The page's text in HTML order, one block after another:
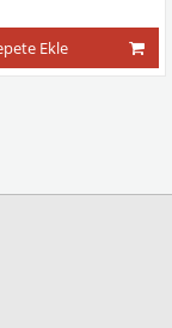
Ekle